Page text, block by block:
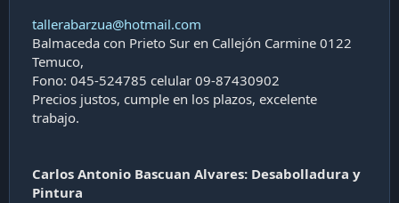
tallerabarzua@hotmail.com
Balmaceda con Prieto Sur en Callejón Carmine 0122
Temuco,
Fono: 045-524785 celular 09-87430902
Precios justos, cumple en los plazos, excelente
trabajo.
Carlos Antonio Bascuan Alvares: Desabolladura y
Pintura